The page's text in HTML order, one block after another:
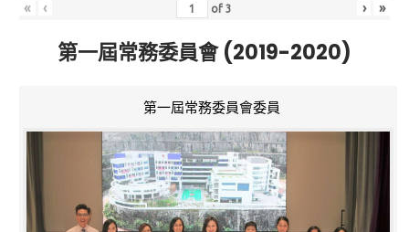
« ‹ of3 › »
第一屆常務委員會 (2019-2020)
第一屆常務委員會委員